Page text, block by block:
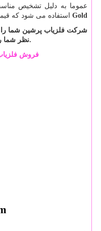
عموما به دلیل تشخیص
Gold استفاده می شود که
شرکت فلزیاب پرشین شما را
نظر شما.
فروش